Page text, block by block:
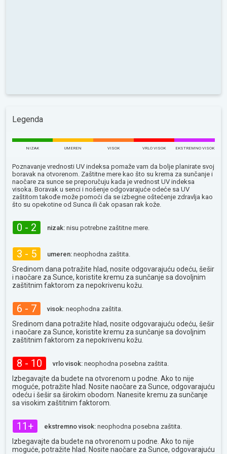
Legenda
NIZAK UMEREN VISOK VRLO VISOK EKSTREMNO VISOK
Poznavanje vrednosti UV indeksa pomaže vam da bolje planirate svoj
boravak na otvorenom. Zaštitne mere kao što su krema za sunčanje i
naočare za sunce se preporučuju kada je vrednost UV indeksa
visoka. Boravak u senci i nošenje odgovarajuće odeće sa UV
zaštitom takođe može pomoći da se izbegne oštećenje zdravlja kao
što su opekotine od Sunca ili čak opasan rak kože.
0 - 2 nizak: nisu potrebne zaštitne mere.
3 - 5 umeren: neophodna zaštita.
Sredinom dana potražite hlad, nosite odgovarajuću odeću, šešir
i naočare za Sunce, koristite kremu za sunčanje sa dovoljnim
zaštitnim faktorom za nepokrivenu kožu.
6 - 7 visok: neophodna zaštita.
Sredinom dana potražite hlad, nosite odgovarajuću odeću, šešir
i naočare za Sunce, koristite kremu za sunčanje sa dovoljnim
zaštitnim faktorom za nepokrivenu kožu.
8 - 10 vrlo visok: neophodna posebna zaštita.
Izbegavajte da budete na otvorenom u podne. Ako to nije
moguće, potražite hlad. Nosite naočare za Sunce, odgovarajuću
odeću i šešir sa širokim obodom. Nanesite kremu za sunčanje
sa visokim zaštitnim faktorom.
11+ ekstremno visok: neophodna posebna zaštita.
Izbegavajte da budete na otvorenom u podne. Ako to nije
moguće, potražite hlad. Nosite naočare za Sunce, odgovarajuću